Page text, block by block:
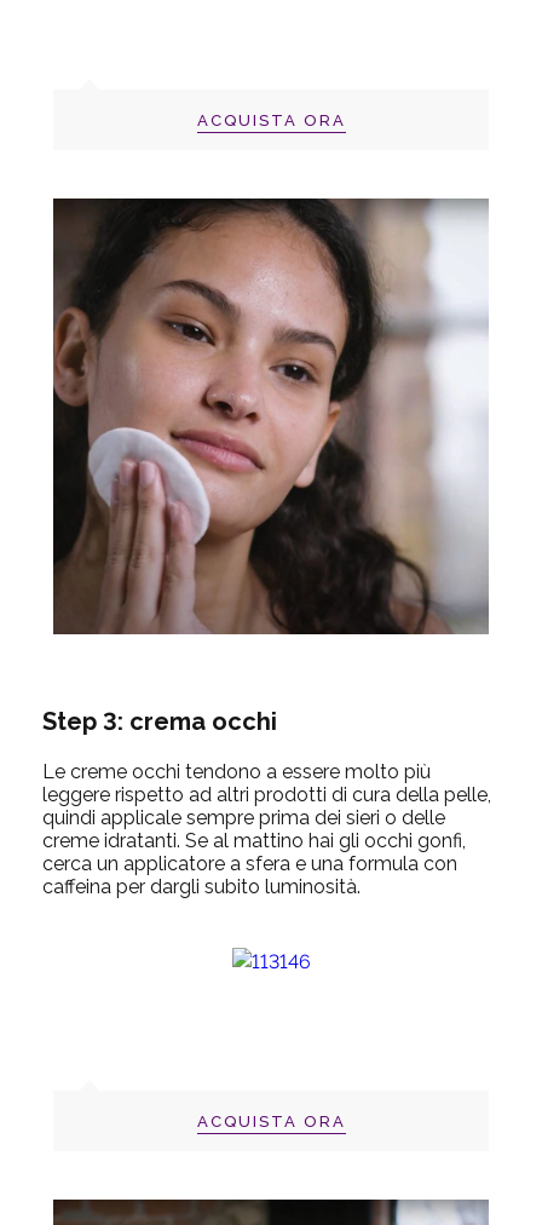
ACQUISTA ORA
Step 3: crema occhi
Le creme occhi tendono a essere molto più
leggere rispetto ad altri prodotti di cura della pelle,
quindi applicale sempre prima dei sieri o delle
creme idratanti. Se al mattino hai gli occhi gonfi,
cerca un applicatore a sfera e una formula con
caffeina per dargli subito luminosità.
ACQUISTA ORA